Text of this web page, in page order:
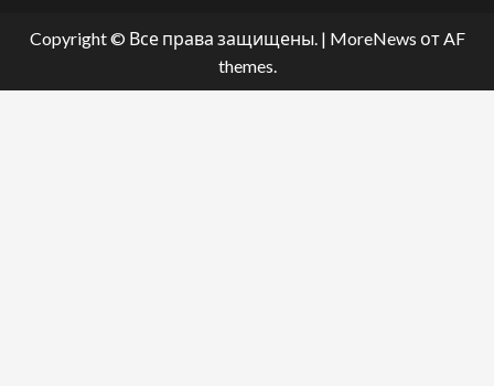
Copyright © Все права защищены. | MoreNews от AF
themes.